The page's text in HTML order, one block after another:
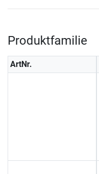
Produktfamilie
ArtNr.